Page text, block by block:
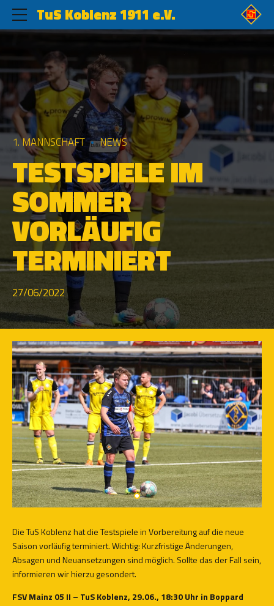
TuS Koblenz 1911 e.V.
1. MANNSCHAFT NEWS
TESTSPIELE IM
SOMMER
VORLÄUFIG
TERMINIERT
27/06/2022
Die TuS Koblenz hat die Testspiele in Vorbereitung auf die neue
Saison vorläufig terminiert. Wichtig: Kurzfristige Änderungen,
Absagen und Neuansetzungen sind möglich. Sollte das der Fall sein,
informieren wir hierzu gesondert.
FSV Mainz 05 II – TuS Koblenz, 29.06., 18:30 Uhr in Boppard